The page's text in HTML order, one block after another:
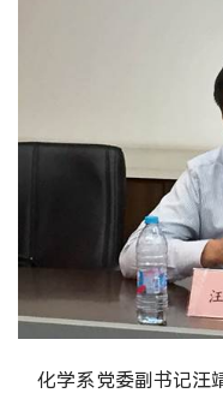
化学系党委副书记汪